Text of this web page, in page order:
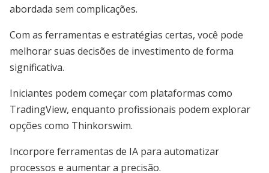
abordada sem complicações.
Com as ferramentas e estratégias certas, você pode
melhorar suas decisões de investimento de forma
significativa.
Iniciantes podem começar com plataformas como
TradingView, enquanto profissionais podem explorar
opções como Thinkorswim.
Incorpore ferramentas de IA para automatizar
processos e aumentar a precisão.